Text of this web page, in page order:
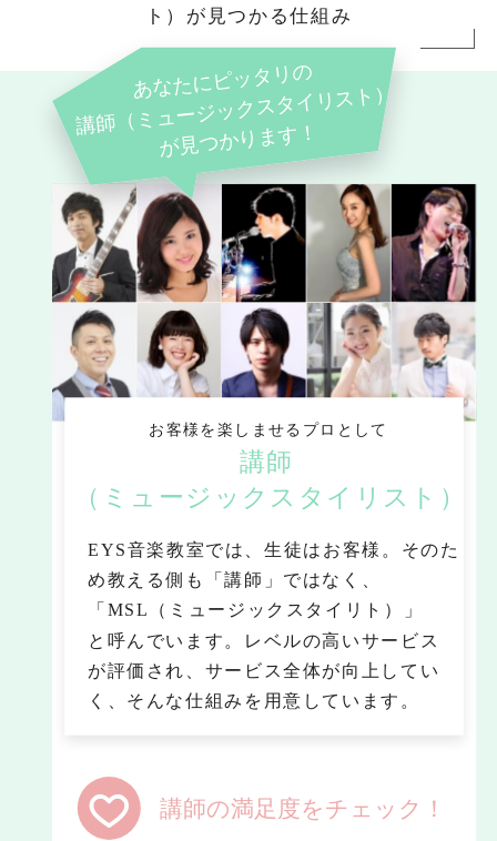
ト）が見つかる仕組み